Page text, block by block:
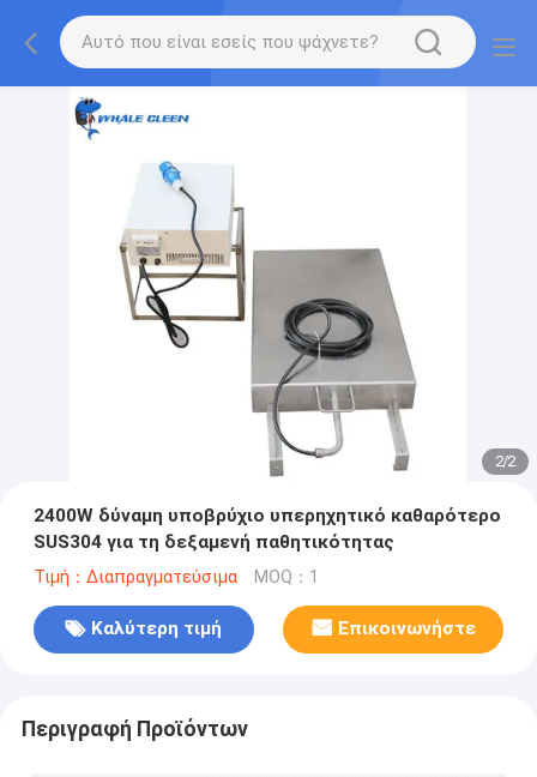
2/2
2400W δύναμη υποβρύχιο υπερηχητικό καθαρότερο
SUS304 για τη δεξαμενή παθητικότητας
Τιμή：Διαπραγματεύσιμα MOQ：1
Καλύτερη τιμή Επικοινωνήστε
Περιγραφή Προϊόντων